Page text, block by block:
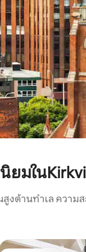
มใน
งด้านทำเล ความ